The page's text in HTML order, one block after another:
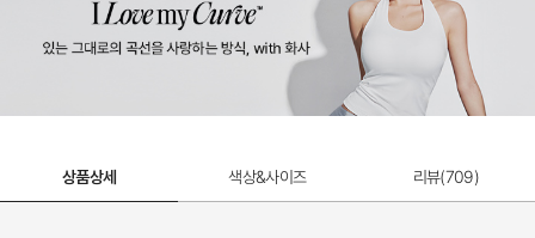
상품상세 색상&사이즈 리뷰(709)